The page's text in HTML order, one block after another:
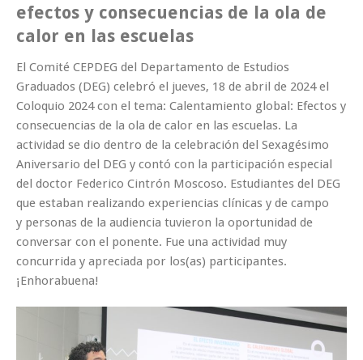
efectos y consecuencias de la ola de
calor en las escuelas
El Comité CEPDEG del Departamento de Estudios
Graduados (DEG) celebró el jueves, 18 de abril de 2024 el
Coloquio 2024 con el tema: Calentamiento global: Efectos y
consecuencias de la ola de calor en las escuelas. La
actividad se dio dentro de la celebración del Sexagésimo
Aniversario del DEG y contó con la participación especial
del doctor Federico Cintrón Moscoso. Estudiantes del DEG
que estaban realizando experiencias clínicas y de campo
y personas de la audiencia tuvieron la oportunidad de
conversar con el ponente. Fue una actividad muy
concurrida y apreciada por los(as) participantes.
¡Enhorabuena!